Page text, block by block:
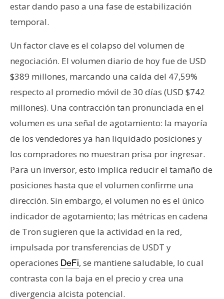
estar dando paso a una fase de estabilización
temporal.
Un factor clave es el colapso del volumen de
negociación. El volumen diario de hoy fue de USD
$389 millones, marcando una caída del 47,59%
respecto al promedio móvil de 30 días (USD $742
millones). Una contracción tan pronunciada en el
volumen es una señal de agotamiento: la mayoría
de los vendedores ya han liquidado posiciones y
los compradores no muestran prisa por ingresar.
Para un inversor, esto implica reducir el tamaño de
posiciones hasta que el volumen confirme una
dirección. Sin embargo, el volumen no es el único
indicador de agotamiento; las métricas en cadena
de Tron sugieren que la actividad en la red,
impulsada por transferencias de USDT y
operaciones DeFi, se mantiene saludable, lo cual
contrasta con la baja en el precio y crea una
divergencia alcista potencial.